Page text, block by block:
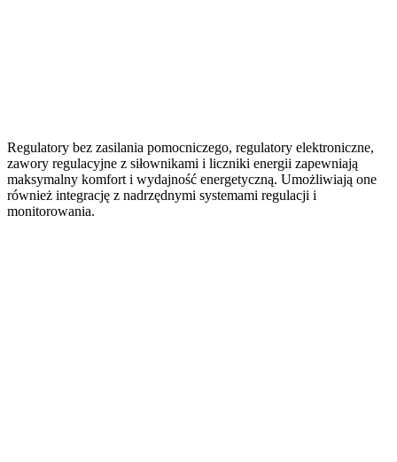
Regulatory bez zasilania pomocniczego, regulatory elektroniczne,
zawory regulacyjne z siłownikami i liczniki energii zapewniają
maksymalny komfort i wydajność energetyczną. Umożliwiają one
również integrację z nadrzędnymi systemami regulacji i
monitorowania.